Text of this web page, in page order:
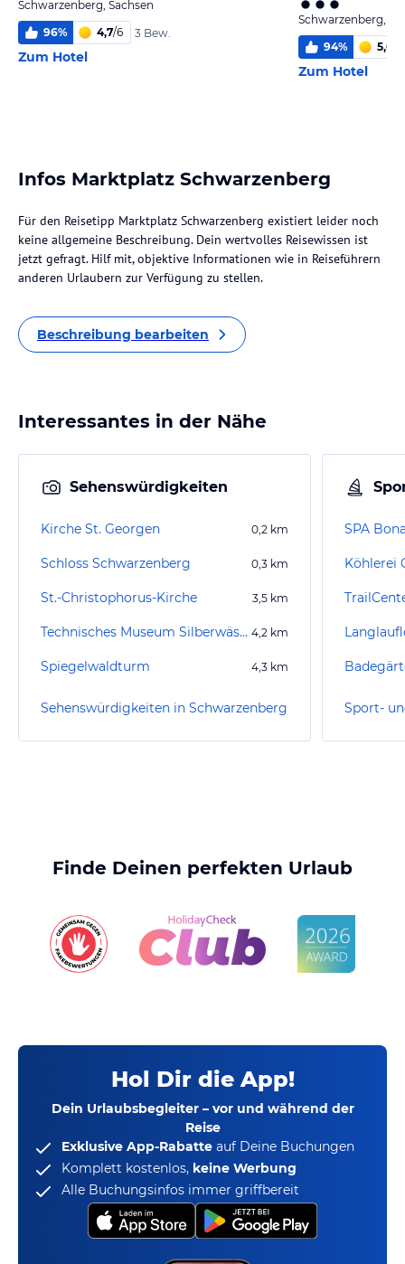
Schwarzenberg, Sachsen
96% 4,7/6 3 Bew.
Zum Hotel
Schwarzenberg,
94% 5,6
Zum Hotel
Infos Marktplatz Schwarzenberg
Für den Reisetipp Marktplatz Schwarzenberg existiert leider noch
keine allgemeine Beschreibung. Dein wertvolles Reisewissen ist
jetzt gefragt. Hilf mit, objektive Informationen wie in Reiseführern
anderen Urlaubern zur Verfügung zu stellen.
Beschreibung bearbeiten
Interessantes in der Nähe
Sehenswürdigkeiten
Kirche St. Georgen 0,2 km
Schloss Schwarzenberg 0,3 km
St.-Christophorus-Kirche 3,5 km
Technisches Museum Silberwäsche Antonsthal 4,2 km
Spiegelwaldturm 4,3 km
Sehenswürdigkeiten in Schwarzenberg
SPA
Köhlerei
Finde Deinen perfekten Urlaub
Hol Dir die App!
Dein Urlaubsbegleiter – vor und während der
Reise
Exklusive App-Rabatte auf Deine Buchungen
Komplett kostenlos, keine Werbung
Alle Buchungsinfos immer griffbereit